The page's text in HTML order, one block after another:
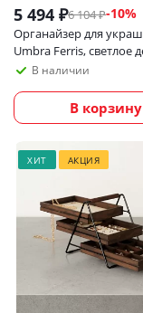
5 494 ₽6 104₽-10%
Органайзер для
Umbra Ferris, светлое
В наличии
В корзину
ХИТ АКЦИЯ